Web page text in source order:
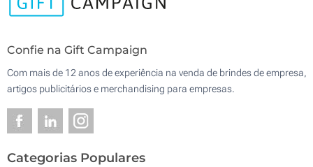
Confie na Gift Campaign
Com mais de 12 anos de experiência na venda de brindes de empresa,
artigos publicitários e merchandising para empresas.
Categorias Populares